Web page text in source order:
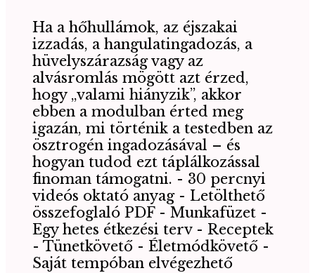
Ha a hőhullámok, az éjszakai
izzadás, a hangulatingadozás, a
hüvelyszárazság vagy az
alvásromlás mögött azt érzed,
hogy „valami hiányzik”, akkor
ebben a modulban érted meg
igazán, mi történik a testedben az
ösztrogén ingadozásával – és
hogyan tudod ezt táplálkozással
finoman támogatni. - 30 percnyi
videós oktató anyag - Letölthető
összefoglaló PDF - Munkafüzet -
Egy hetes étkezési terv - Receptek
- Tünetkövető - Életmódkövető -
Saját tempóban elvégezhető